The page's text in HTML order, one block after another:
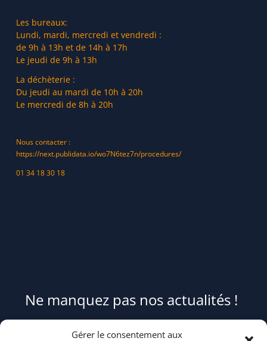
Gérer le consentement aux
Les bureaux:
Lundi, mardi, mercredi et vendredi :
de 9h à 13h et de 14h à 17h
Le jeudi de 9h à 13h
La déchèterie :
Du jeudi au mardi de 10h à 20h
Le mercredi de 8h à 20h
Nous contacter :
https://next.publidata.io/wo7N6tez7n/procedures/
01 34 18 30 18
Ne manquez pas nos actualités !